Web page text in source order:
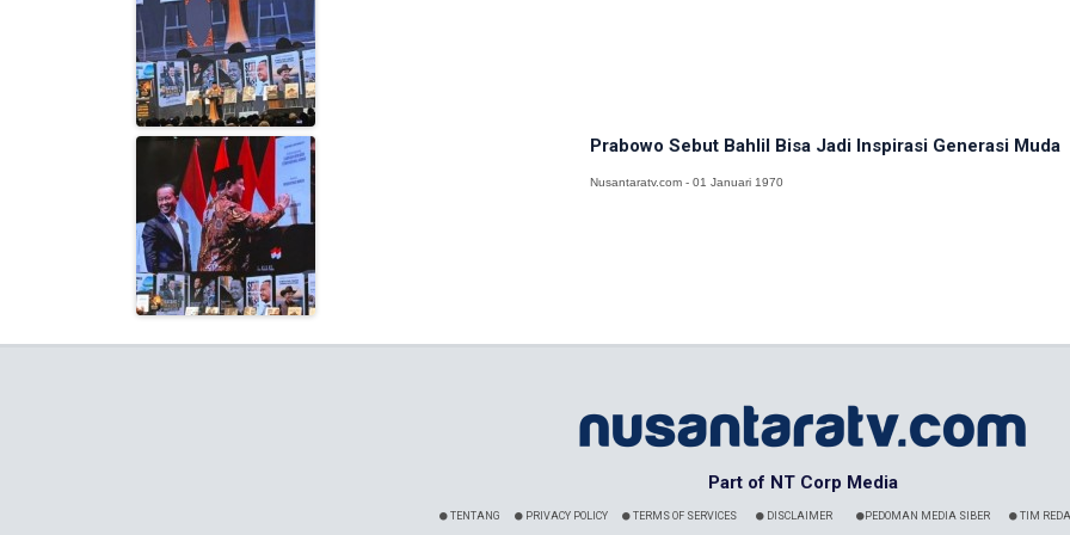
Prabowo Sebut Bahlil Bisa Jadi Inspirasi Generasi Muda
Nusantaratv.com - 01 Januari 1970
Part of NT Corp Media
TENTANG PRIVACY POLICY TERMS OF SERVICES DISCLAIMER PEDOMAN MEDIA SIBER TIM